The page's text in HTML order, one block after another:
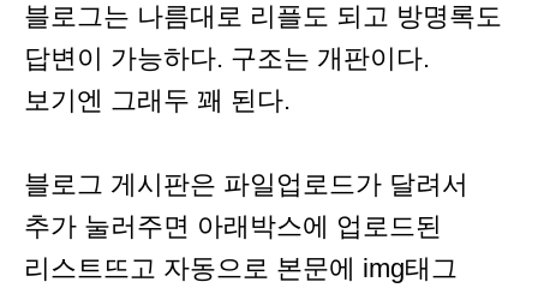
블로그는 나름대로 리플도 되고 방명록도
답변이 가능하다. 구조는 개판이다.
보기엔 그래두 꽤 된다.
블로그 게시판은 파일업로드가 달려서
추가 눌러주면 아래박스에 업로드된
리스트뜨고 자동으로 본문에 img태그